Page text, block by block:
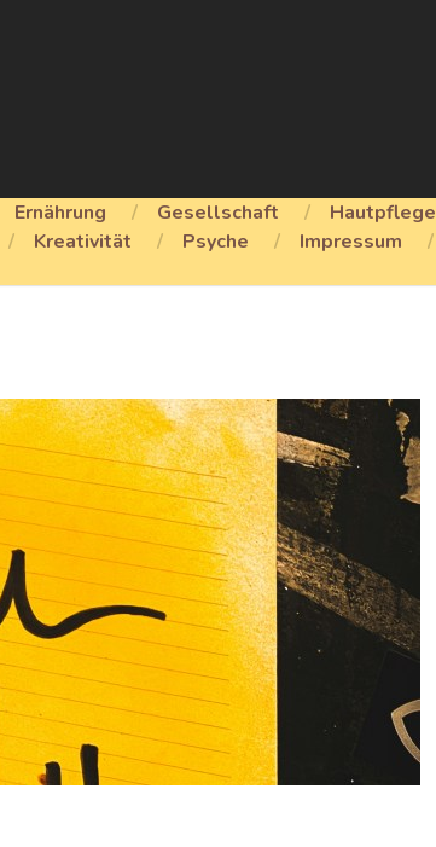
Ernährung Gesellschaft
Hautpflege
Kreativität Psyche
Impressum